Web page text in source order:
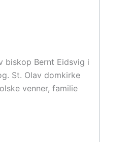
biskop Bernt Eidsvig i
St. Olav domkirke
venner, familie